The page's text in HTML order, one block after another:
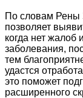
По словам Рены
позволяет
когда нет жалоб
заболевания,
тем
удастся
это поможет
расширенного